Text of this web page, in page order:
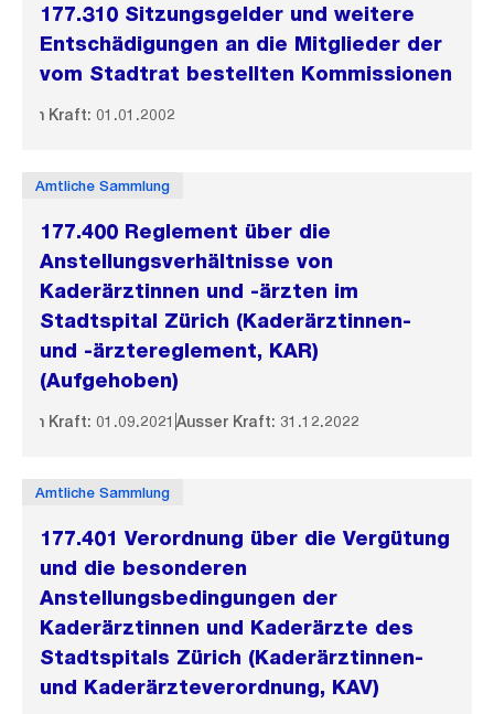
177.310 Sitzungsgelder und weitere
Entschädigungen an die Mitglieder der
vom Stadtrat bestellten Kommissionen
In Kraft: 01.01.2002
Amtliche Sammlung
177.400 Reglement über die
Anstellungsverhältnisse von
Kaderärztinnen und -ärzten im
Stadtspital Zürich (Kaderärztinnen-
und -ärztereglement, KAR)
(Aufgehoben)
In Kraft: 01.09.2021 Ausser Kraft: 31.12.2022
Amtliche Sammlung
177.401 Verordnung über die Vergütung
und die besonderen
Anstellungsbedingungen der
Kaderärztinnen und Kaderärzte des
Stadtspitals Zürich (Kaderärztinnen-
und Kaderärzteverordnung, KAV)